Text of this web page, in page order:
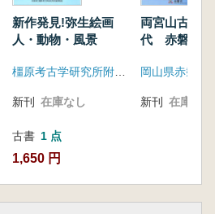
新作発見!弥生絵画
人・動物・風景
橿原考古学研究所附属博物館
新刊 在庫なし
古書 1 点
1,650 円
両宮山古墳
代 赤磐市市
シンポジウム
新刊 在庫なし